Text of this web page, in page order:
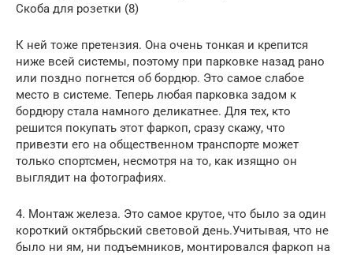
Скоба для розетки (8)
К ней тоже претензия. Она очень тонкая и крепится
ниже всей системы, поэтому при парковке назад рано
или поздно погнется об бордюр. Это самое слабое
место в системе. Теперь любая парковка задом к
бордюру стала намного деликатнее. Для тех, кто
решится покупать этот фаркоп, сразу скажу, что
привезти его на общественном транспорте может
только спортсмен, несмотря на то, как изящно он
выглядит на фотографиях.
4. Монтаж железа. Это самое крутое, что было за один
короткий октябрьский световой день.Учитывая, что не
было ни ям, ни подъемников, монтировался фаркоп на